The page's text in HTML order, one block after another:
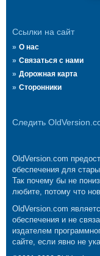
Ссылки на сайт
О нас
Связаться с нами
Дорожная карта
Сторонники
Следить
OldVersion.com
обеспечения для
Так почему бы не
любите, потому что
OldVersion.com
обеспечения и не
издателем
сайте, если явно не